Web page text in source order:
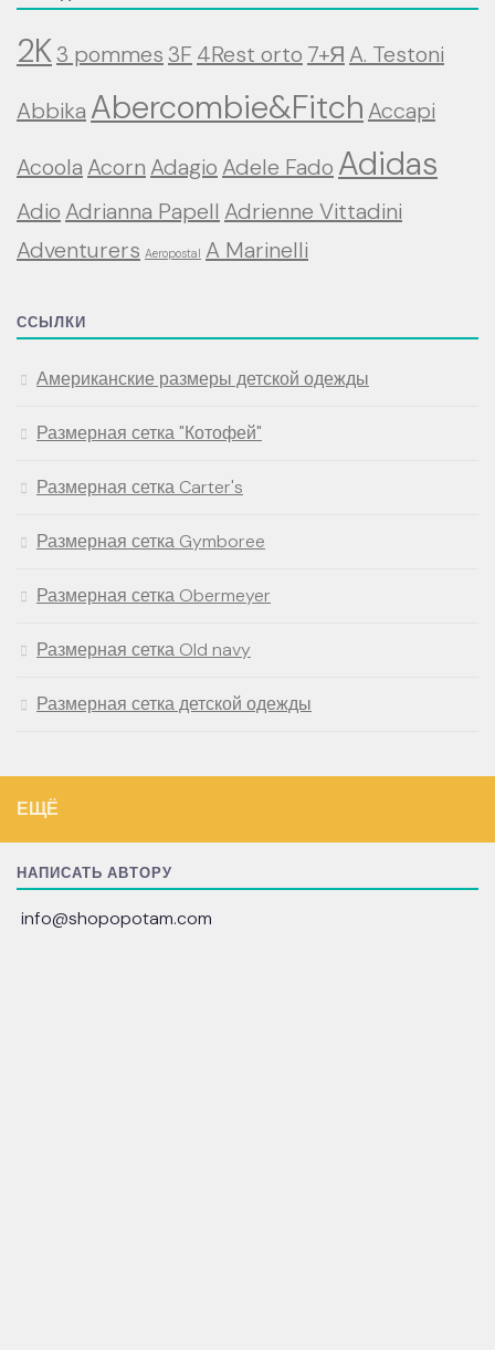
2K3 pommes3F 4Rest orto 7+Я A. Testoni
Abbika Abercombie&Fitch Accapi
Acoola Acorn Adagio Adele Fado Adidas
Adio Adrianna Papell Adrienne Vittadini
Adventurers Aeropostal A Marinelli
ССЫЛКИ
Американские размеры детской одежды
Размерная сетка "Котофей"
Размерная сетка Carter's
Размерная сетка Gymboree
Размерная сетка Obermeyer
Размерная сетка Old navy
Размерная сетка детской одежды
ЕЩЁ
НАПИСАТЬ АВТОРУ
info@shopopotam.com